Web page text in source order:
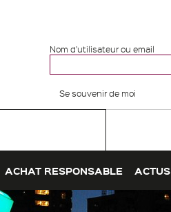
Nom d'utilisateur ou email
Se souvenir de moi
ACHAT RESPONSABLE ACTUS